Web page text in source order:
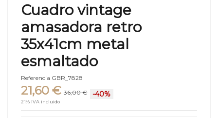
Cuadro vintage
amasadora retro
35x41cm metal
esmaltado
Referencia GBR_7828
21,60 € 36,00 € -40%
21% IVA incluido